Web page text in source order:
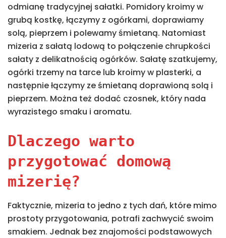
odmianę tradycyjnej sałatki. Pomidory kroimy w
grubą kostkę, łączymy z ogórkami, doprawiamy
solą, pieprzem i polewamy śmietaną. Natomiast
mizeria z sałatą lodową to połączenie chrupkości
sałaty z delikatnością ogórków. Sałatę szatkujemy,
ogórki trzemy na tarce lub kroimy w plasterki, a
następnie łączymy ze śmietaną doprawioną solą i
pieprzem. Można też dodać czosnek, który nada
wyrazistego smaku i aromatu.
Dlaczego warto
przygotować domową
mizerię?
Faktycznie, mizeria to jedno z tych dań, które mimo
prostoty przygotowania, potrafi zachwycić swoim
smakiem. Jednak bez znajomości podstawowych